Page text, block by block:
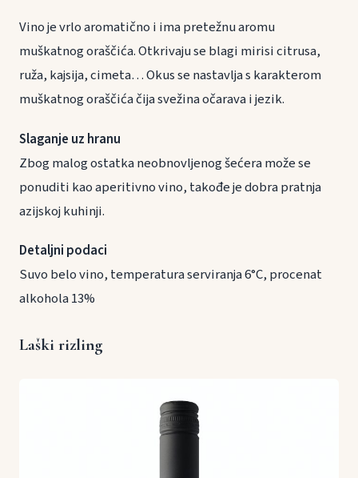
Vino je vrlo aromatično i ima pretežnu aromu
muškatnog oraščića. Otkrivaju se blagi mirisi citrusa,
ruža, kajsija, cimeta… Okus se nastavlja s karakterom
muškatnog oraščića čija svežina očarava i jezik.
Slaganje uz hranu
Zbog malog ostatka neobnovljenog šećera može se
ponuditi kao aperitivno vino, takođe je dobra pratnja
azijskoj kuhinji.
Detaljni podaci
Suvo belo vino, temperatura serviranja 6°C, procenat
alkohola 13%
Laški rizling